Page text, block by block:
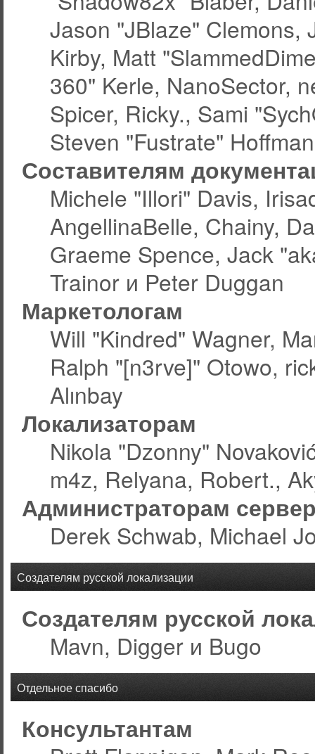
Jason "JBlaze"
Kirby, Matt
360" Kerle, NanoSector,
Spicer, Ricky., Sami
Steven "Fustrate"
Составителям
Michele "Illori" Davis,
AngellinaBelle, Chainy,
Graeme Spence, Jack
Trainor и Peter Duggan
Маркетологам
Will "Kindred" Wagner,
Ralph "[n3rve]" Otowo,
Alınbay
Локализаторам
Nikola "Dzonny"
m4z, Relyana, Robert.,
Администраторам
Derek Schwab, Michael
Создателям русской локализации
Создателям русской
Mavn, Digger и Bugo
Отдельное спасибо
Консультантам